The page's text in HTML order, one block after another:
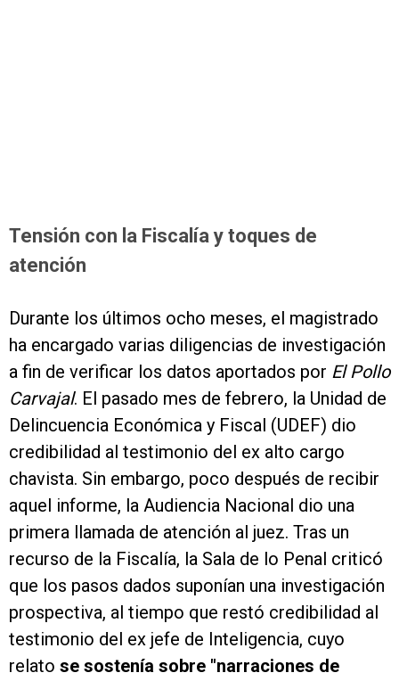
Tensión con la Fiscalía y toques de
atención
Durante los últimos ocho meses, el magistrado
ha encargado varias diligencias de investigación
a fin de verificar los datos aportados por El Pollo
Carvajal. El pasado mes de febrero, la Unidad de
Delincuencia Económica y Fiscal (UDEF) dio
credibilidad al testimonio del ex alto cargo
chavista. Sin embargo, poco después de recibir
aquel informe, la Audiencia Nacional dio una
primera llamada de atención al juez. Tras un
recurso de la Fiscalía, la Sala de lo Penal criticó
que los pasos dados suponían una investigación
prospectiva, al tiempo que restó credibilidad al
testimonio del ex jefe de Inteligencia, cuyo
relato se sostenía sobre "narraciones de